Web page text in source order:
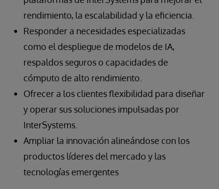
rendimiento, la escalabilidad y la eficiencia.
Responder a necesidades especializadas
como el despliegue de modelos de IA,
respaldos seguros o capacidades de
cómputo de alto rendimiento.
Ofrecer a los clientes flexibilidad para diseñar
y operar sus soluciones impulsadas por
InterSystems.
Ampliar la innovación alineándose con los
productos líderes del mercado y las
tecnologías emergentes